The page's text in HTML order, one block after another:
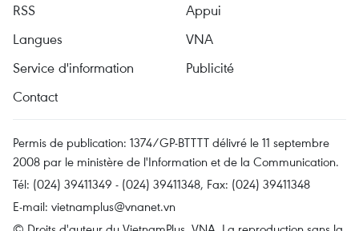
RSS
Appui
Langues
VNA
Service d'information
Publicité
Contact
Permis de publication: 1374/GP-BTTTT délivré le 11 septembre
2008 par le ministère de l'Information et de la Communication.
Tél: (024) 39411349 - (024) 39411348, Fax: (024) 39411348
E-mail: vietnamplus@vnanet.vn